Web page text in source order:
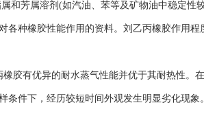
和芳属溶剂(如汽油、苯等及矿物油中稳定性
各种橡胶性能作用的资料。刘乙丙橡胶作用程
有优异的耐水蒸气性能并优于其耐热性。
条件下，经历较短时间外观发生明显劣化现象。